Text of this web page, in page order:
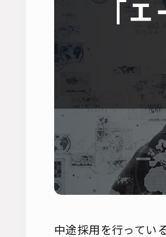
中途採用を行ってい